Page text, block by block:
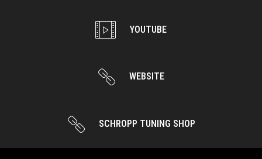
YOUTUBE
WEBSITE
SCHROPP TUNING SHOP